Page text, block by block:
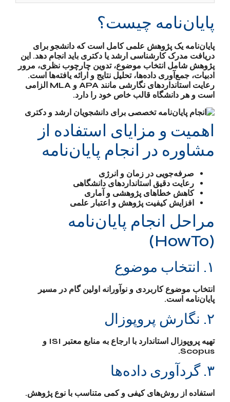
پایان‌نامه چیست؟
پایان‌نامه یک پژوهش علمی کامل است که دانشجو برای
دریافت مدرک کارشناسی ارشد یا دکتری باید انجام دهد. این
پژوهش شامل انتخاب موضوع، تدوین چارچوب نظری، مرور
ادبیات، جمع‌آوری داده‌ها، تحلیل نتایج و ارائه یافته‌ها است.
رعایت استانداردهای نگارشی مانند APA و MLA الزامی
است و هر دانشگاه قالب خاص خود را دارد.
اهمیت و مزایای استفاده از
مشاوره در انجام پایان‌نامه
صرفه‌جویی در زمان و انرژی
رعایت دقیق استانداردهای دانشگاهی
کاهش خطاهای پژوهشی و آماری
افزایش کیفیت پژوهش و اعتبار علمی
مراحل انجام پایان‌نامه
(HowTo)
۱. انتخاب موضوع
انتخاب موضوع کاربردی و نوآورانه اولین گام در مسیر
پایان‌نامه است.
۲. نگارش پروپوزال
تهیه پروپوزال استاندارد با ارجاع به منابع معتبر ISI و
Scopus.
۳. گردآوری داده‌ها
استفاده از روش‌های کیفی و کمی متناسب با نوع پژوهش.